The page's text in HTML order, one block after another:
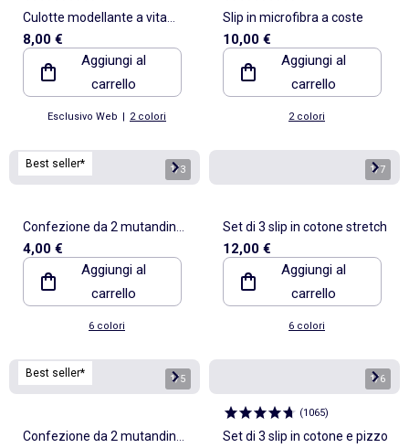
Culotte modellante a vita
alta
8,00 €
Aggiungi al
carrello
Esclusivo Web | 2 colori
Slip in microfibra a coste
10,00 €
Aggiungi al
carrello
2 colori
Best seller* 1/3
Confezione da 2 mutandine
in cotone
4,00 €
Aggiungi al
carrello
6 colori
1/7
Set di 3 slip in cotone stretch
12,00 €
Aggiungi al
carrello
6 colori
Best seller* 1/5
Confezione da 2 mutandine
1/6
(1065)
Set di 3 slip in cotone e pizzo